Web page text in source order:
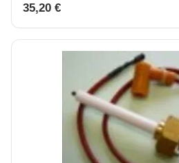
35,20 €